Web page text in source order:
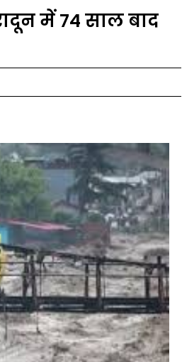
में 74 साल बाद